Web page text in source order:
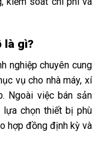
là gì?
nghiệp chuyên cung
vụ cho nhà máy, xí
Ngoài việc bán sản
chọn thiết bị phù
hợp đồng định kỳ và